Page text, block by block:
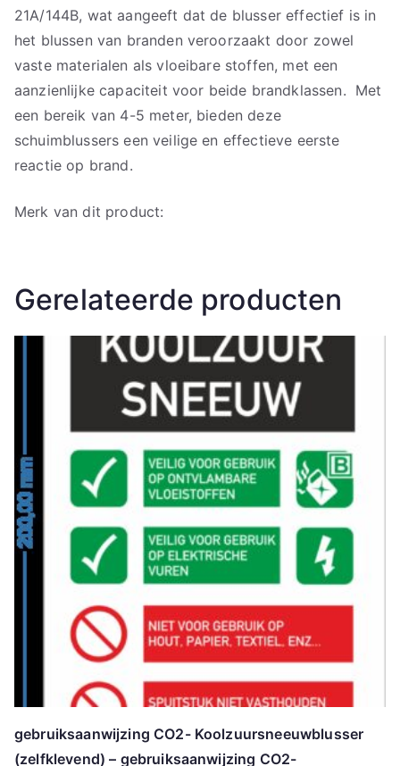
21A/144B, wat aangeeft dat de blusser effectief is in
het blussen van branden veroorzaakt door zowel
vaste materialen als vloeibare stoffen, met een
aanzienlijke capaciteit voor beide brandklassen. Met
een bereik van 4-5 meter, bieden deze
schuimblussers een veilige en effectieve eerste
reactie op brand.
Merk van dit product:
Gerelateerde producten
gebruiksaanwijzing CO2- Koolzuursneeuwblusser
(zelfklevend) – gebruiksaanwijzing CO2-